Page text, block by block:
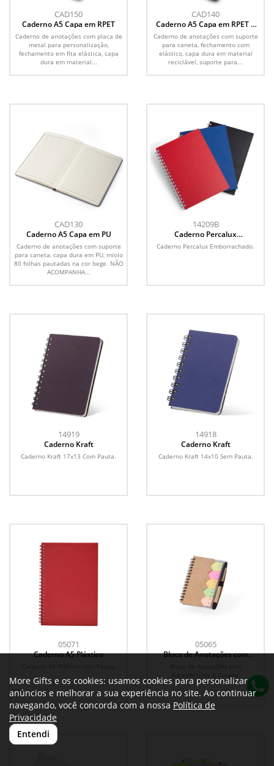
CAD150
Caderno A5 Capa em RPET
Caderno de anotações com placa de
metal para personalização,
fechamento em fita elástica, capa
dura em material...
CAD140
Caderno A5 Capa em RPET e
detalhe em Bambu
Caderno de anotações com suporte
para caneta, fechamento com
elástico, capa dura em material
reciclável, suporte para...
CAD130
Caderno A5 Capa em PU
Caderno de anotações com suporte
para caneta, capa dura em PU, miolo
80 folhas pautadas na cor bege. NÃO
ACOMPANHA...
14209B
Caderno Percalux
Emborrachado
Caderno Percalux Emborrachado.
14919
Caderno Kraft
Caderno Kraft 17x13 Com Pauta.
14918
Caderno Kraft
Caderno Kraft 14x10 Sem Pauta.
05071
Caderno A5 Plástico
05065
Bloco de Anotações com
More Gifts e os cookies: usamos cookies para personalizar
anúncios e melhorar a sua experiência no site. Ao continuar
navegando, você concorda com a nossa Política de
Privacidade
Entendi